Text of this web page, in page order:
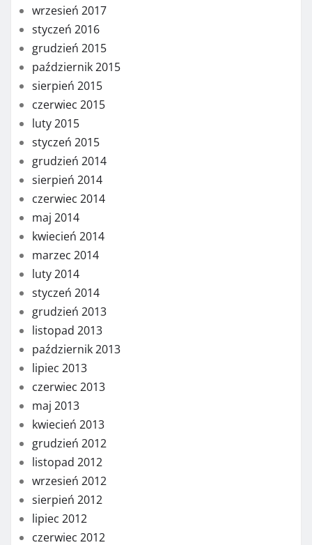
wrzesień 2017
styczeń 2016
grudzień 2015
październik 2015
sierpień 2015
czerwiec 2015
luty 2015
styczeń 2015
grudzień 2014
sierpień 2014
czerwiec 2014
maj 2014
kwiecień 2014
marzec 2014
luty 2014
styczeń 2014
grudzień 2013
listopad 2013
październik 2013
lipiec 2013
czerwiec 2013
maj 2013
kwiecień 2013
grudzień 2012
listopad 2012
wrzesień 2012
sierpień 2012
lipiec 2012
czerwiec 2012